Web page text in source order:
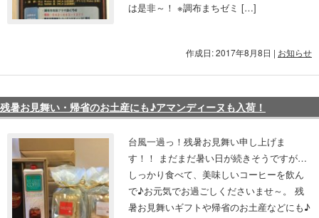
は是非～！ ※調布まちゼミ […]
作成日: 2017年8月8日 | お知らせ
残暑お見舞い・帰省のお土産にも♪アマンディーヌも入荷！
台風一過っ！残暑お見舞い申し上げま
す！！ まだまだ暑い日が続きそうですが…
しっかり食べて、美味しいコーヒーを飲ん
で♪お元気でお過ごしくださいませ～。 残
暑お見舞いギフトや帰省のお土産などにも♪